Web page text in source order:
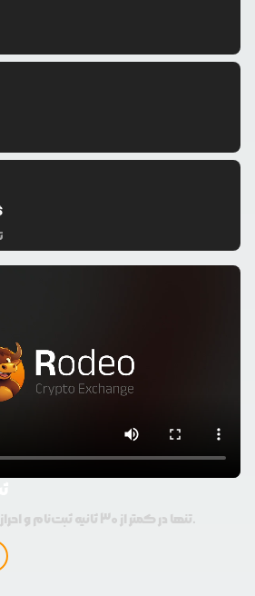
تنها در کمتر از 30 ثانیه ثبت‌نام و احراز هویت خود را تکمیل کنید.